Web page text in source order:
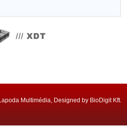
Multimédia, Designed by BioDigit Kft.